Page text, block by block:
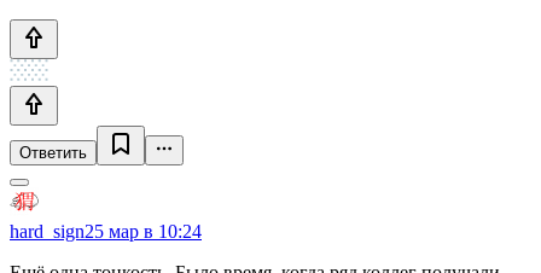
Ответить
hard_sign25 мар в 10:24